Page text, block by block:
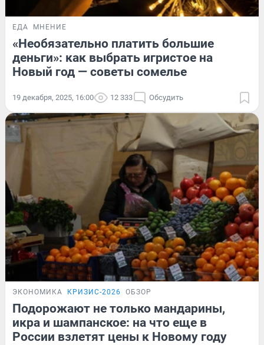
ЕДА МНЕНИЕ
«Необязательно платить большие
деньги»: как выбрать игристое на
Новый год — советы сомелье
19 декабря, 2025, 16:00 12 333 Обсудить
ЭКОНОМИКА КРИЗИС-2026 ОБЗОР
Подорожают не только мандарины,
икра и шампанское: на что еще в
России взлетят цены к Новому году